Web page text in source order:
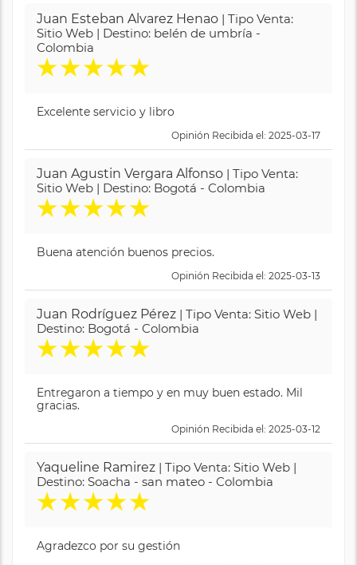
Juan Esteban Alvarez Henao | Tipo Venta:
Sitio Web | Destino: belén de umbría -
Colombia
★★★★★
Excelente servicio y libro
Opinión Recibida el: 2025-03-17
Juan Agustin Vergara Alfonso | Tipo Venta:
Sitio Web | Destino: Bogotá - Colombia
★★★★★
Buena atención buenos precios.
Opinión Recibida el: 2025-03-13
Juan Rodríguez Pérez | Tipo Venta: Sitio Web |
Destino: Bogotá - Colombia
★★★★★
Entregaron a tiempo y en muy buen estado. Mil
gracias.
Opinión Recibida el: 2025-03-12
Yaqueline Ramirez | Tipo Venta: Sitio Web |
Destino: Soacha - san mateo - Colombia
★★★★★
Agradezco por su gestión